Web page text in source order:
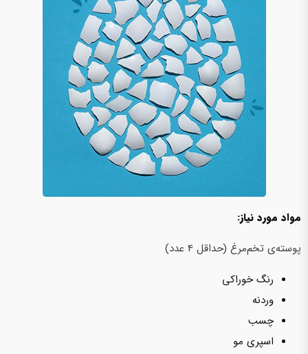
مواد مورد نیاز:
پوسته‌ی تخم‌مرغ (حداقل 4 عدد)
رنگ خوراکی
وردنه
چسب
اسپری مو